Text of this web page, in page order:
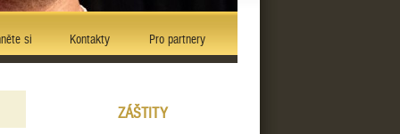
si Kontakty Pro partnery
ZÁŠTITY